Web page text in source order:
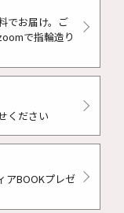
お届け。 ご
で指輪造り
ください
アBOOKプレゼ